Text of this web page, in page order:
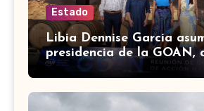
Estado
Libia Dennise García
presidencia de la GOAN,
de gobernadores de